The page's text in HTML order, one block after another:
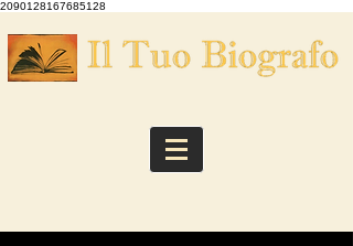
2090128167685128